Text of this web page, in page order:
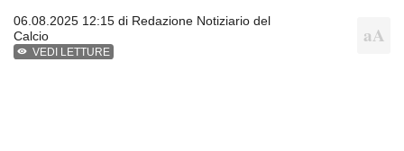
06.08.2025 12:15 di Redazione Notiziario del
Calcio
VEDI LETTURE